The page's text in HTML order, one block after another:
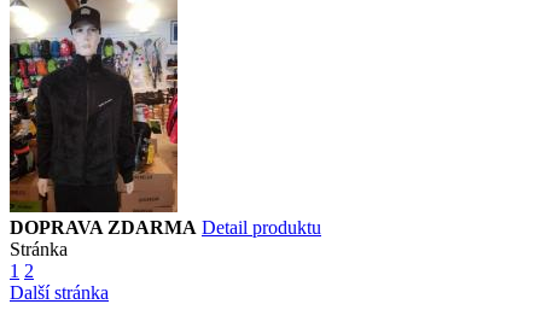
DOPRAVA ZDARMA Detail produktu
Stránka
1 2
Další stránka